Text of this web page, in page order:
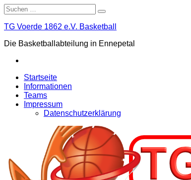
Skip
to
content
Suche
nach:
TG Voerde 1862 e.V. Basketball
Die Basketballabteilung in Ennepetal
Startseite
Informationen
Teams
Impressum
Datenschutzerklärung